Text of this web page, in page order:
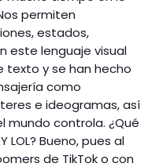
permiten
estados,
este lenguaje visual
texto y se han hecho
como
e ideogramas, así
mundo controla. ¿Qué
LOL? Bueno, pues al
de TikTok o con